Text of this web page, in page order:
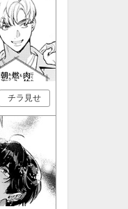
チラ見せ